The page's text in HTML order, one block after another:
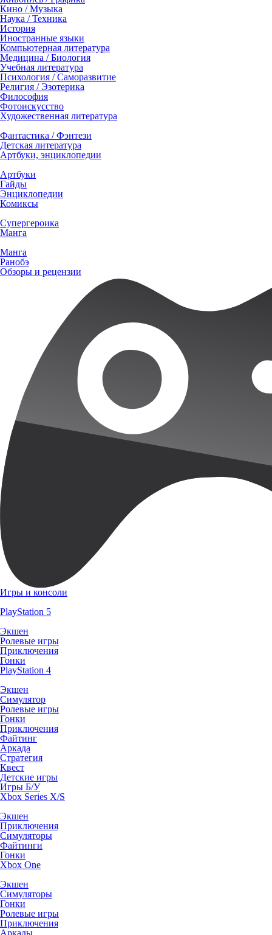
Кино / Музыка
Наука / Техника
История
Иностранные языки
Компьютерная литература
Медицина / Биология
Учебная литература
Психология / Саморазвитие
Религия / Эзотерика
Философия
Фотоискусство
Художественная литература
Фантастика / Фэнтези
Детская литература
Артбуки, энциклопедии
Артбуки
Гайды
Энциклопедии
Комиксы
Супергероика
Манга
Манга
Ранобэ
Обзоры и рецензии
Игры и консоли
PlayStation 5
Экшен
Ролевые игры
Приключения
Гонки
PlayStation 4
Экшен
Симулятор
Ролевые игры
Гонки
Приключения
Файтинг
Аркада
Стратегия
Квест
Детские игры
Игры Б/У
Xbox Series X/S
Экшен
Приключения
Симуляторы
Файтинги
Гонки
Xbox One
Экшен
Симуляторы
Гонки
Ролевые игры
Приключения
Аркады